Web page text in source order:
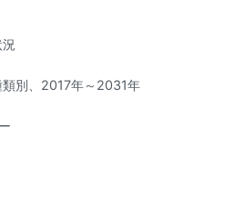
別、2017年～2031年